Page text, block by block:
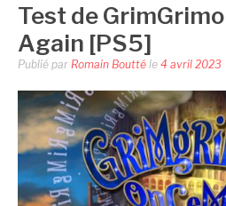
Test de
Again [PS5]
Publié par Romain Boutté le 4 avril 2023